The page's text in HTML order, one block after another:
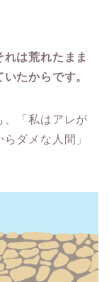
れは荒れたまま
たからです。
、「私はアレが
ダメな人間」